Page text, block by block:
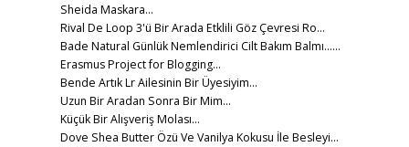
Sheida Maskara…
Rival De Loop 3'ü Bir Arada Etklili Göz Çevresi Ro...
Bade Natural Günlük Nemlendirici Cilt Bakım Balmı…...
Erasmus Project for Blogging...
Bende Artık Lr Ailesinin Bir Üyesiyim...
Uzun Bir Aradan Sonra Bir Mim...
Küçük Bir Alışveriş Molası…
Dove Shea Butter Özü Ve Vanilya Kokusu İle Besleyi...